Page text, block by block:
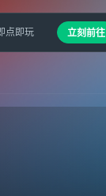
点即玩 立刻前往